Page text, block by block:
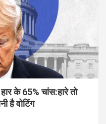
के 65% चांस:हारे तो
है वोटिंग